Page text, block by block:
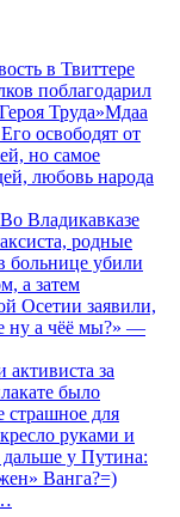
в Твиттере
поблагодарил
Труда»Мдаа
освободят от
но самое
любовь народа
Владикавказе
родные
больнице убили
а затем
Осетии заявили,
ну а чёё мы?» —
за
было
страшное для
руками и
у Путина:
Ванга?=)